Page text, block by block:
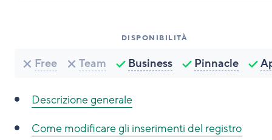
DISPONIBILITÀ
Free Team Business Pinnacle
Descrizione generale
Come modificare gli inserimenti del registro